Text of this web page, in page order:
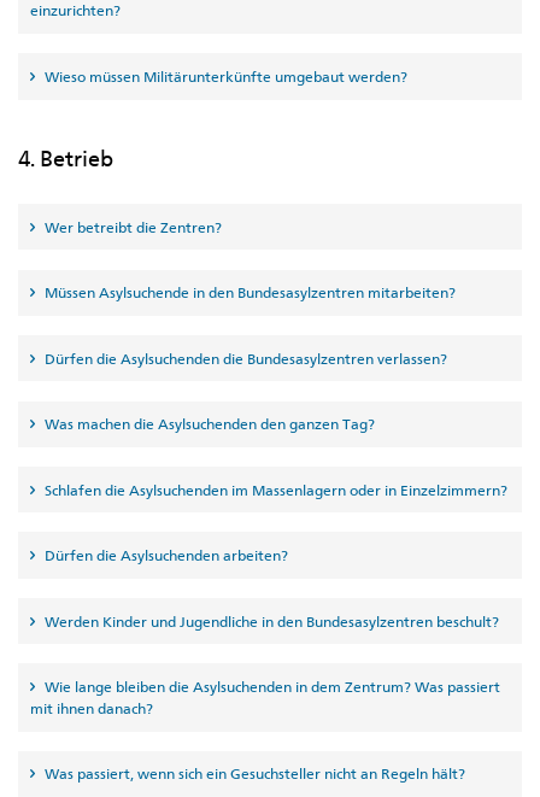
einzurichten?
Wieso müssen Militärunterkünfte umgebaut werden?
4. Betrieb
Wer betreibt die Zentren?
Müssen Asylsuchende in den Bundesasylzentren mitarbeiten?
Dürfen die Asylsuchenden die Bundesasylzentren verlassen?
Was machen die Asylsuchenden den ganzen Tag?
Schlafen die Asylsuchenden im Massenlagern oder in Einzelzimmern?
Dürfen die Asylsuchenden arbeiten?
Werden Kinder und Jugendliche in den Bundesasylzentren beschult?
Wie lange bleiben die Asylsuchenden in dem Zentrum? Was passiert
mit ihnen danach?
Was passiert, wenn sich ein Gesuchsteller nicht an Regeln hält?